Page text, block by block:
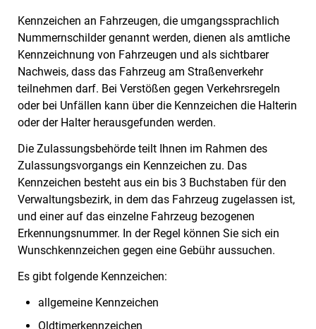
Kennzeichen an Fahrzeugen, die umgangssprachlich
Nummernschilder genannt werden, dienen als amtliche
Kennzeichnung von Fahrzeugen und als sichtbarer
Nachweis, dass das Fahrzeug am Straßenverkehr
teilnehmen darf. Bei Verstößen gegen Verkehrsregeln
oder bei Unfällen kann über die Kennzeichen die Halterin
oder der Halter herausgefunden werden.
Die Zulassungsbehörde teilt Ihnen im Rahmen des
Zulassungsvorgangs ein Kennzeichen zu. Das
Kennzeichen besteht aus ein bis 3 Buchstaben für den
Verwaltungsbezirk, in dem das Fahrzeug zugelassen ist,
und einer auf das einzelne Fahrzeug bezogenen
Erkennungsnummer. In der Regel können Sie sich ein
Wunschkennzeichen gegen eine Gebühr aussuchen.
Es gibt folgende Kennzeichen:
allgemeine Kennzeichen
Oldtimerkennzeichen